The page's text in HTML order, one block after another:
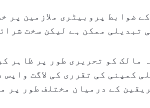
ضوابط پروبیٹری ملازمین پر
تبدیلی ممکن ہے لیکن سخت
مالک کو تحریری طور پر ظاہر
کمپنی کی تقرری کی لاگت واپس
کے درمیان مختلف طور پر